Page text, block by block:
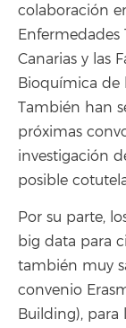
colaboración
Enfermedades
Canarias y las
Bioquímica de
También han
próximas
investigación
posible
Por su parte,
big data para
también muy
convenio
Building), para